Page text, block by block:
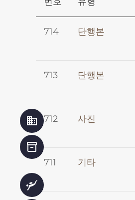
business
inventory_2
scuba_diving
714 단행본
713 단행본
712 사진
711 기타